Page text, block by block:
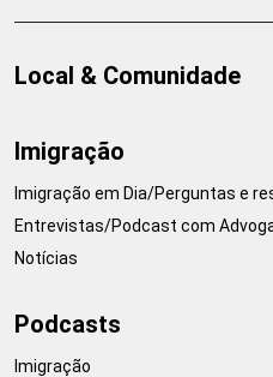
Local & Comunidade
Imigração
Imigração em Dia/Perguntas e
Entrevistas/Podcast com
Notícias
Podcasts
Imigração